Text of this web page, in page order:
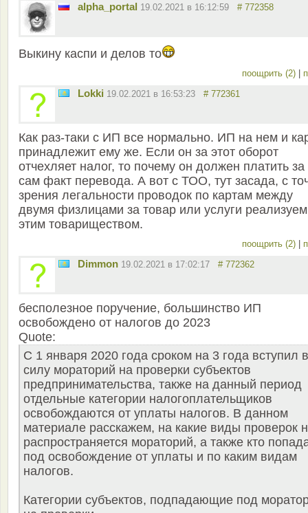
alpha_portal 19.02.2021 в 16:12:59 # 772358
Выкину каспи и делов то
поощрить (2)
Lokki 19.02.2021 в 16:53:23 # 772361
Как раз-таки с ИП все нормально. ИП на нем и
принадлежит ему же. Если он за этот оборот
отчехляет налог, то почему он должен платить за
сам факт перевода. А вот с ТОО, тут засада, с
зрения легальности проводок по картам между
двумя физлицами за товар или услуги
этим товариществом.
поощрить (2)
Dimmon 19.02.2021 в 17:02:17 # 772362
бесполезное поручение, большинство ИП
освобождено от налогов до 2023
Quote:
С 1 января 2020 года сроком на 3 года вступил в
силу мораторий на проверки субъектов
предпринимательства, также на данный период
отдельные категории налогоплательщиков
освобождаются от уплаты налогов. В данном
материале расскажем, на какие виды проверок
распространяется мораторий, а также кто
под освобождение от уплаты и по каким видам
налогов.
Категории субъектов, подпадающие под